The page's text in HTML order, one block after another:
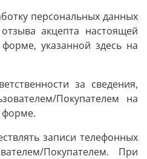
персональных данных
акцепта настоящей
указанной здесь на
за сведения,
Покупателем на
форме.
записи телефонных
Покупателем. При